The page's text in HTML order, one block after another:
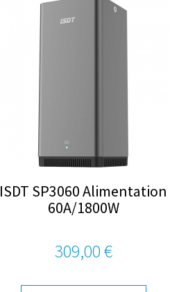
ISDT SP3060 Alimentation
60A/1800W
309,00 €